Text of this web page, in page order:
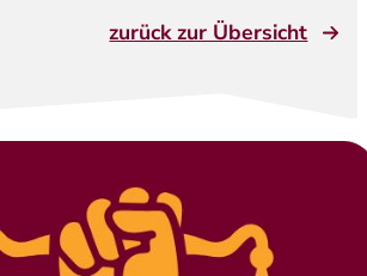
zurück zur Übersicht